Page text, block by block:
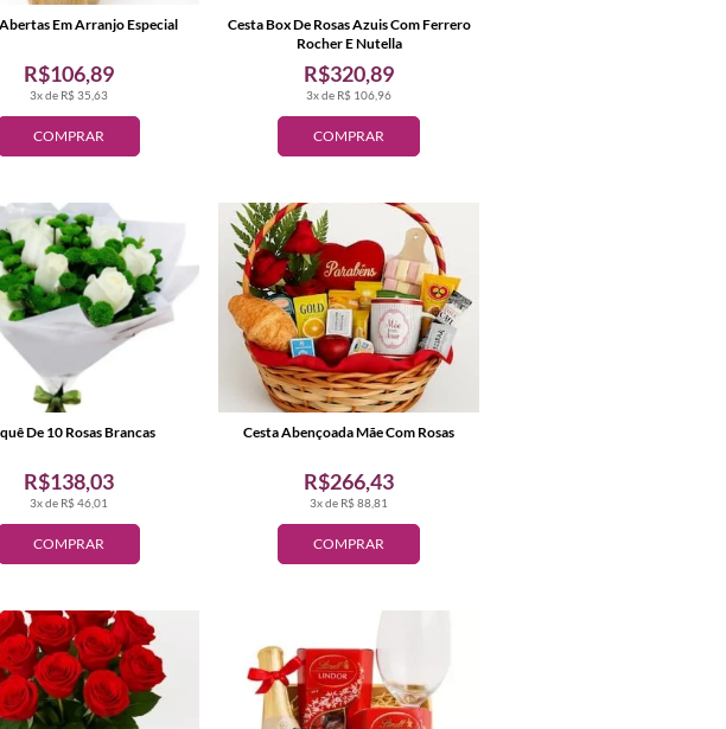
COMPRAR
3x de R$ 35,63
R$106,89
Em Arranjo Especial
COMPRAR
3x de R$ 106,96
R$320,89
Cesta Box De Rosas Azuis Com Ferrero
Rocher E Nutella
COMPRAR
3x de R$ 46,01
R$138,03
De 10 Rosas Brancas
COMPRAR
3x de R$ 88,81
R$266,43
Cesta Abençoada Mãe Com Rosas